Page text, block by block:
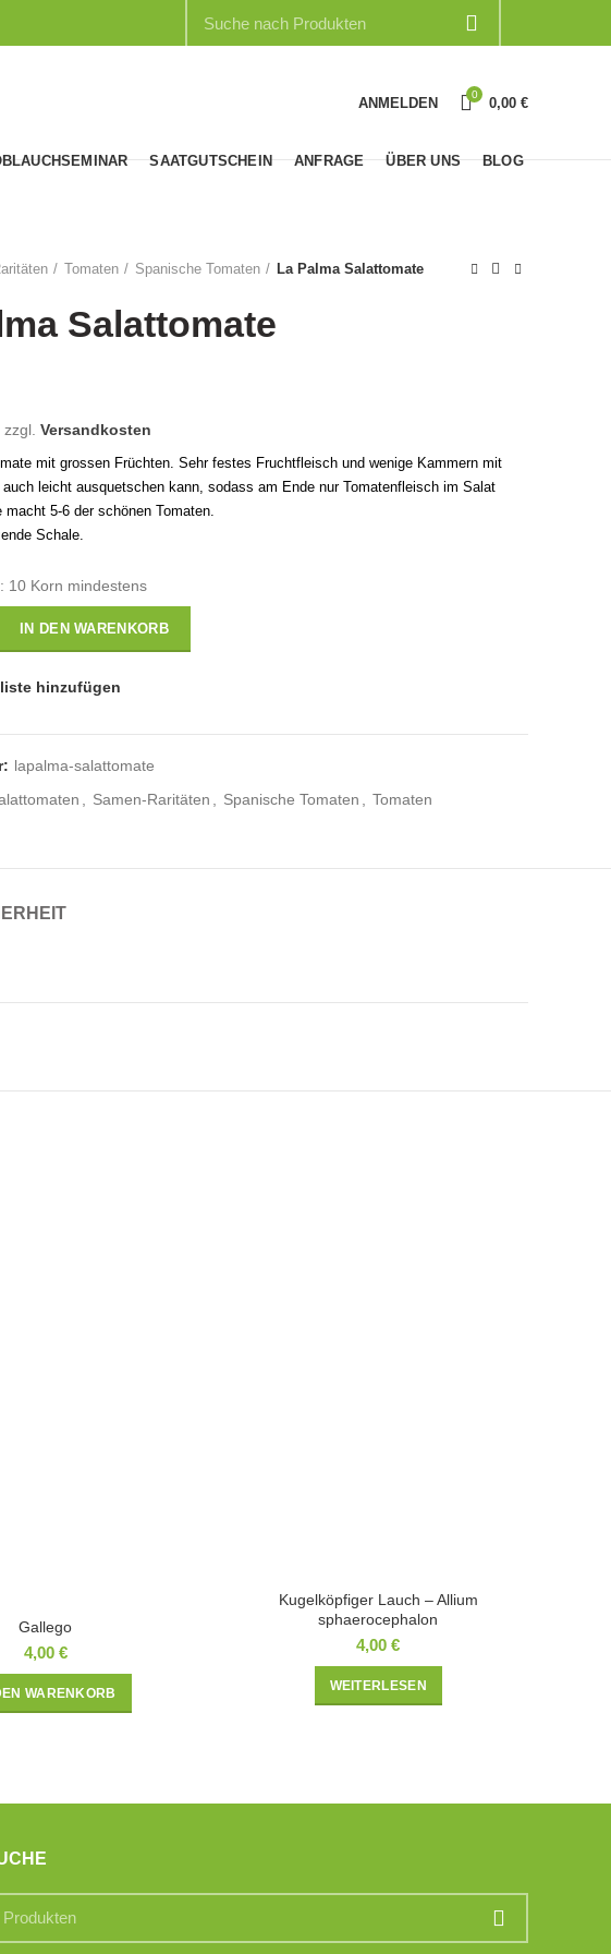
ANMELDEN 0 0,00 €
SAATGUTSCHEIN ANFRAGE ÜBER UNS BLOG
Tomaten Spanische Tomaten La Palma Salattomate
Salattomate
zzgl. Versandkosten
mit grossen Früchten. Sehr festes Fruchtfleisch und wenige Kammern mit
leicht ausquetschen kann, sodass am Ende nur Tomatenfleisch im Salat
5-6 der schönen Tomaten.
Schale.
10 Korn mindestens
IN DEN WARENKORB
hinzufügen
lapalma-salattomate
Samen-Raritäten Spanische Tomaten Tomaten
Gallego
4,00 €
WARENKORB
Kugelköpfiger Lauch – Allium
sphaerocephalon
4,00€
WEITERLESEN